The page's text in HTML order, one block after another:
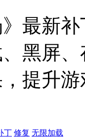
》最新
黑屏
提升
丁 修复 无限加载